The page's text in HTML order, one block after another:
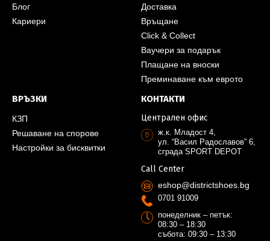
Блог
Кариери
Доставка
Връщане
Click & Collect
Ваучери за подарък
Плащане на вноски
Преминаване към еврото
ВРЪЗКИ
КЗП
Решаване на спорове
Настройки за бисквитки
КОНТАКТИ
Централен офис
ж.к. Младост 4,
ул. “Васил Радославов” 6,
сграда SPORT DEPOT
Call Center
eshop@districtshoes.bg
0701 91009
понеделник – петък:
08:30 – 18:30
събота: 09:30 – 13:30